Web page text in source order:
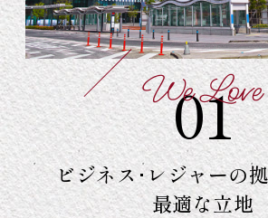
01
We Love
ビジネス･レジャーの
最適な立地